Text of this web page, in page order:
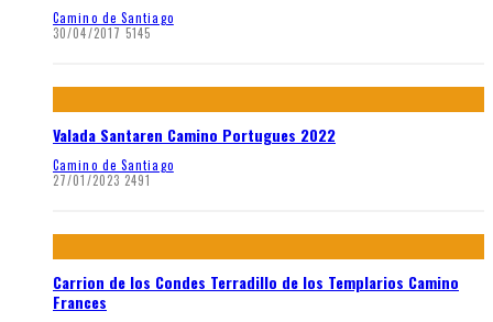
Camino de Santiago
30/04/2017 5145
Valada Santaren Camino Portugues 2022
Camino de Santiago
27/01/2023 2491
Carrion de los Condes Terradillo de los Templarios Camino
Frances